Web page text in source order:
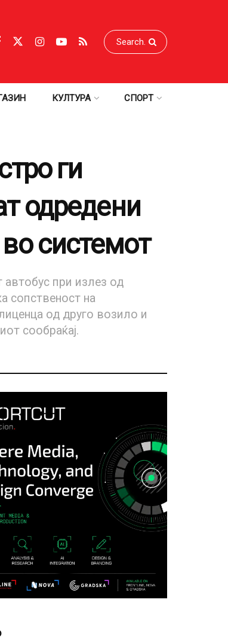
КУЛТУРА СПОРТ
ги
одредени
системот
автобус при излез од
сопственост на
од друго возило и
сообраќај.